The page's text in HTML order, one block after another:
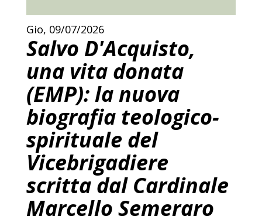
Gio, 09/07/2026
Salvo D'Acquisto,
una vita donata
(EMP): la nuova
biografia teologico-
spirituale del
Vicebrigadiere
scritta dal Cardinale
Marcello Semeraro